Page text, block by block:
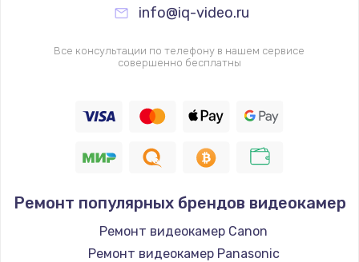
info@iq-video.ru
Все консультации по телефону в нашем сервисе
совершенно бесплатны
Ремонт популярных брендов видеокамер
Ремонт видеокамер Canon
Ремонт видеокамер Panasonic